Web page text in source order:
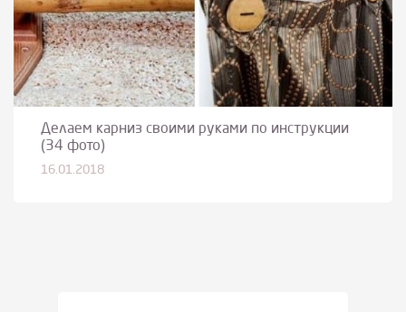
Делаем карниз своими руками по инструкции
(34 фото)
16.01.2018